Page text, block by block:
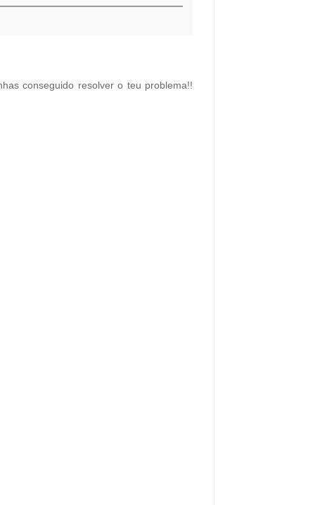
conseguido resolver o teu problema!!